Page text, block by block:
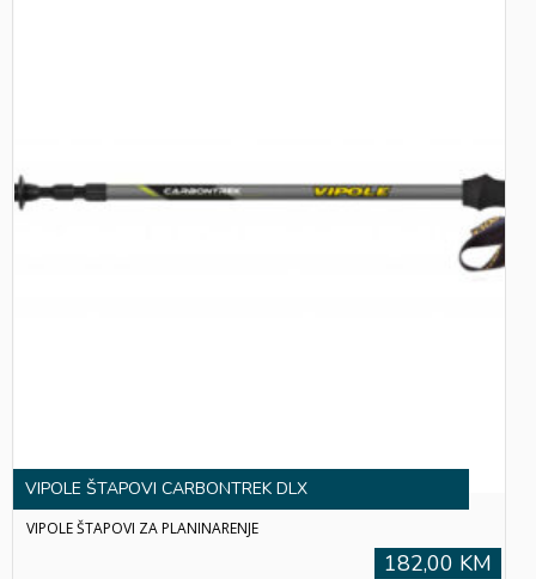
VIPOLE ŠTAPOVI CARBONTREK DLX
VIPOLE ŠTAPOVI ZA PLANINARENJE
182,00 KM